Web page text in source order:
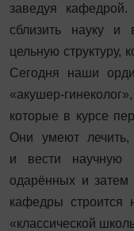
заведуя
сблизить науку и
цельную структуру,
Сего­дня наши
«акушер-
которые в курсе
Они умеют лечить,
и вести научную
одарённых и затем
кафедры строится
«классической